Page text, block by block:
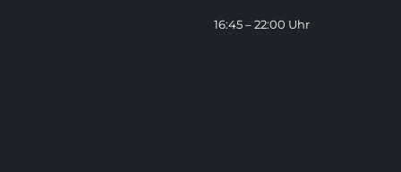
16:45 – 22:00 Uhr